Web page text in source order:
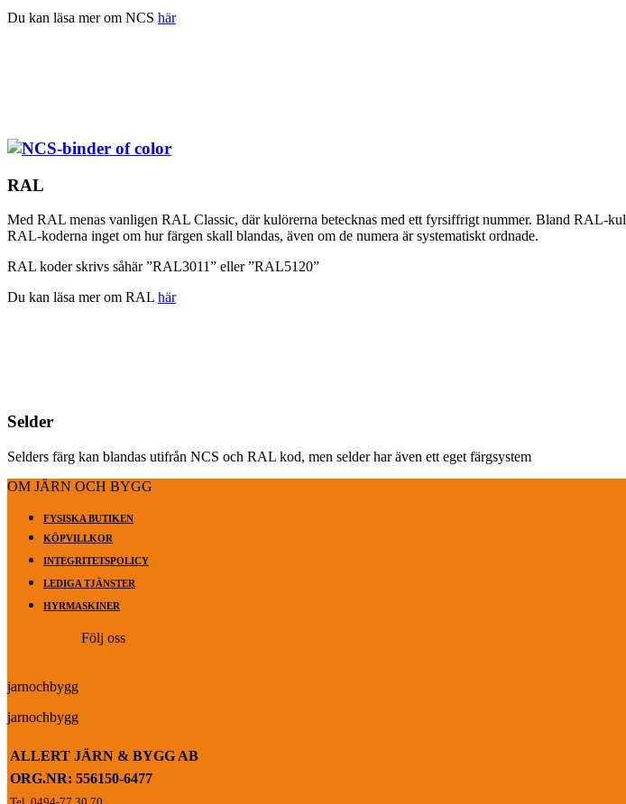
Du kan läsa mer om NCS här
RAL
Med RAL menas vanligen RAL Classic, där kulörerna betecknas med ett fyrsiffrigt nummer. Bland RAL-
RAL-koderna inget om hur färgen skall blandas, även om de numera är systematiskt ordnade.
RAL koder skrivs såhär ”RAL3011” eller ”RAL5120”
Du kan läsa mer om RAL här
Selder
Selders färg kan blandas utifrån NCS och RAL kod, men selder har även ett eget färgsystem
OM JÄRN OCH BYGG
FYSISKA BUTIKEN
KÖPVILLKOR
INTEGRITETSPOLICY
LEDIGA TJÄNSTER
HYRMASKINER
Följ oss
jarnochbygg
jarnochbygg
ALLERT JÄRN & BYGG AB
ORG.NR: 556150-6477